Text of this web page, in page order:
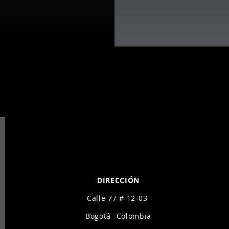
DIRECCIÓN
Calle 77 # 12-03
Bogotá -Colombia